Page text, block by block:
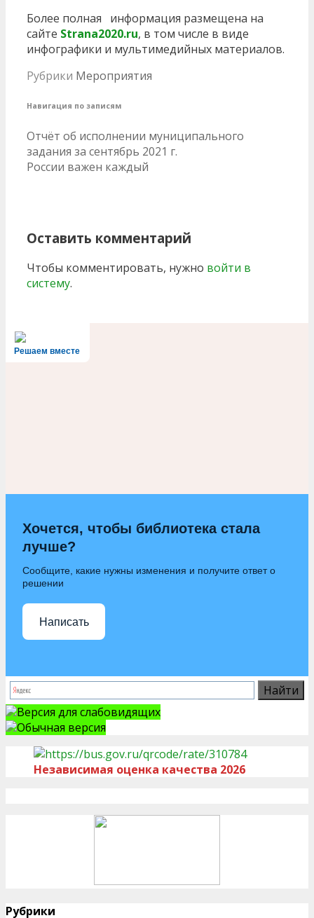
Более полная информация размещена на
сайте Strana2020.ru, в том числе в виде
инфографики и мультимедийных материалов.
Рубрики Мероприятия
Навигация по записям
Отчёт об исполнении муниципального
задания за сентябрь 2021 г.
России важен каждый
Оставить комментарий
Чтобы комментировать, нужно войти в
систему.
Решаем вместе
Хочется, чтобы библиотека стала
лучше?
Сообщите, какие нужны изменения и получите ответ о
решении
Написать
Версия для слабовидящих
Обычная версия
Независимая оценка качества 2026
Рубрики